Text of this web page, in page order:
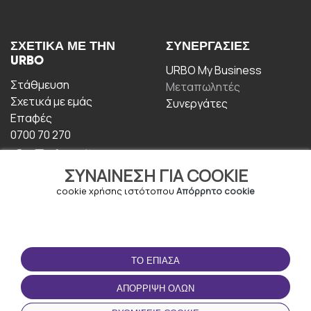
ΣΥΝΑΊΝΕΣΗ ΓΙΑ COOKIE
cookie χρήσης ιστότοπου Απόρρητο cookie
ΤΟ ΈΠΙΑΣΑ
ΑΠΌΡΡΙΨΗ ΌΛΩΝ
ΣΧΕΤΙΚΆ ΜΕ ΤΗΝ
URBO
Στάθμευση
Σχετικά με εμάς
Επαφές
0700 70 270
ΣΥΝΕΡΓΑΣΊΕΣ
URBO My Business
Μεταπωλητές
Συνεργάτες
ΟΡΟΙ ΧΡΉΣΗΣ
Οροι και Προϋποθέσεις
Πολιτική απορρήτου
ΚΑΤΕΒΆΣΤΕ ΤΗΝ
ΕΦΑΡΜΟΓΉ